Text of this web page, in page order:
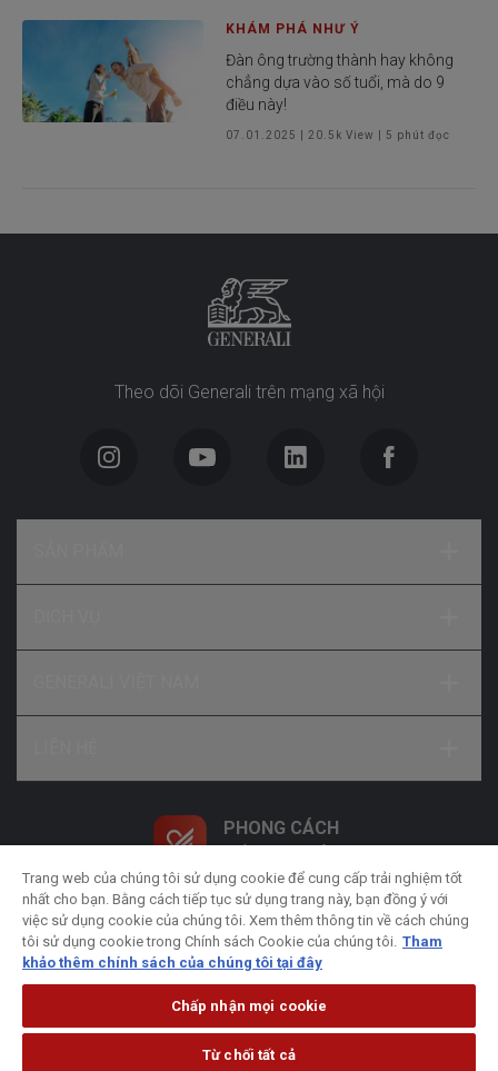
KHÁM PHÁ NHƯ Ý
Đàn ông trường thành hay không
chẳng dựa vào số tuổi, mà do 9
điều này!
07.01.2025 20.5k View |5 phút đọc
Theo dõi Generali trên mạng xã hội
PHONG CÁCH
Chính sách xử lý dữ liệu cá nhân
Chính sách bảo
Chính sách Cookie Pháp lý
Trang web của chúng tôi sử dụng cookie để cung cấp trải nghiệm tốt
nhất cho bạn. Bằng cách tiếp tục sử dụng trang này, bạn đồng ý với
việc sử dụng cookie của chúng tôi. Xem thêm thông tin về cách chúng
tôi sử dụng cookie trong Chính sách Cookie của chúng tôi. Tham
khảo thêm chính sách của chúng tôi tại đây
Chấp nhận mọi cookie
Từ chối tất cả